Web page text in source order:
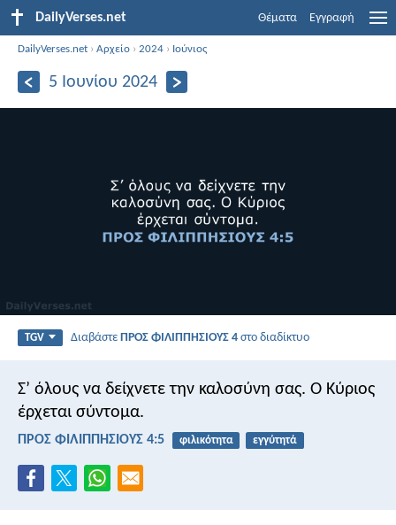
DailyVerses.net Θέματα Εγγραφή
DailyVerses.net ›Αρχείο ›2024 › Ιούνιος
5 Ιουνίου 2024
TGV ΔιαβάστεΠΡΟΣ ΦΙΛΙΠΠΗΣΙΟΥΣ 4 στο διαδίκτυο
Σ’ όλους να δείχνετε την καλοσύνη σας. Ο Κύριος
έρχεται σύντομα.
ΠΡΟΣ ΦΙΛΙΠΠΗΣΙΟΥΣ 4:5 φιλικότητα εγγύτητά